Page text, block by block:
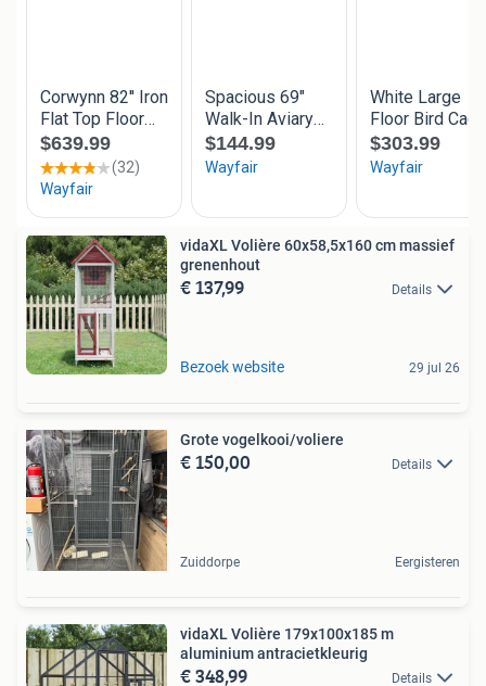
vidaXL Volière 60x58,5x160 cm massief
grenenhout
€ 137,99 Details
Bezoek website 29 jul 26
Grote vogelkooi/voliere
€ 150,00 Details
Zuiddorpe Eergisteren
vidaXL Volière 179x100x185 m
aluminium antracietkleurig
€ 348,99 Details